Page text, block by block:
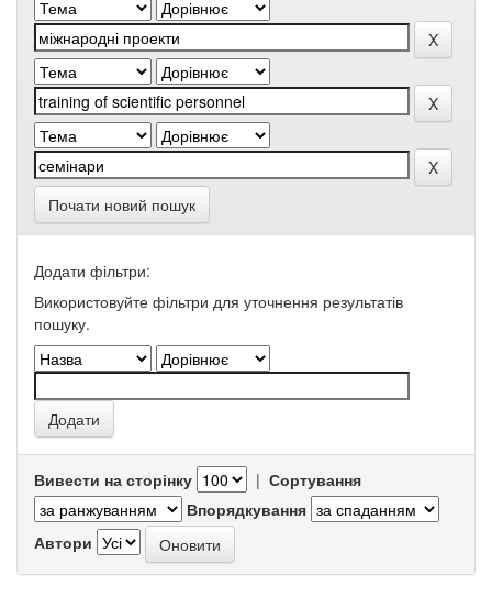
Почати новий пошук
Додати фільтри:
Використовуйте фільтри для уточнення результатів
пошуку.
Вивести на сторінку | Сортування
Впорядкування
Автори